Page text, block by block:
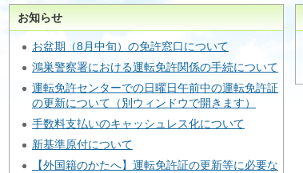
お知らせ
お盆期（8月中旬）の免許窓口について
鴻巣警察署における運転免許関係の手続について
運転免許センターでの日曜日午前中の運転免許証
の更新について（別ウィンドウで開きます）
手数料支払いのキャッシュレス化について
新基準原付について
【外国籍のかたへ】運転免許証の更新等に必要な